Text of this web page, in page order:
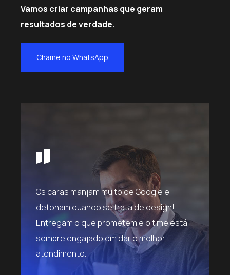
Os caras manjam muito de Google e
detonam quando se trata de design!
Entregam o que prometem e o time está
sempre engajado em dar o melhor
atendimento.
com
encarar
Vamos criar campanhas que geram
resultados de verdade.
Chame no WhatsApp